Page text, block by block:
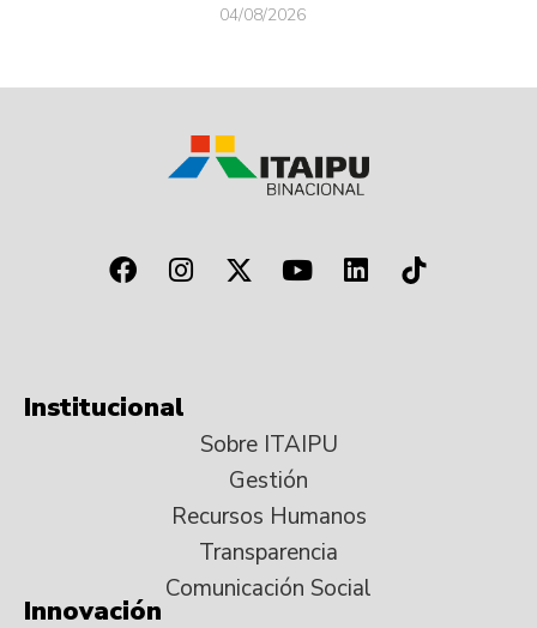
04/08/2026
Institucional
Sobre ITAIPU
Gestión
Recursos Humanos
Transparencia
Comunicación Social
Innovación